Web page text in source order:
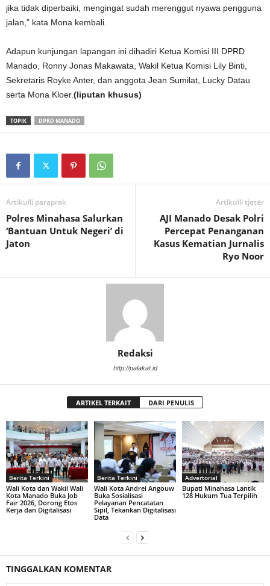
jika tidak diperbaiki, mengingat sudah merenggut nyawa pengguna
jalan,” kata Mona kembali.
Adapun kunjungan lapangan ini dihadiri Ketua Komisi III DPRD
Manado, Ronny Jonas Makawata, Wakil Ketua Komisi Lily Binti,
Sekretaris Royke Anter, dan anggota Jean Sumilat, Lucky Datau
serta Mona Kloer.(liputan khusus)
TOPIK DPRD MANADO
Artikulli paraprak
Polres Minahasa Salurkan
‘Bantuan Untuk Negeri’ di
Jaton
Artikulli tjetër
AJI Manado Desak Polri
Percepat Penanganan
Kasus Kematian Jurnalis
Ryo Noor
Redaksi
http://palakat.id
ARTIKEL TERKAIT DARI PENULIS
Berita Terkini
Wali Kota dan Wakil Wali
Kota Manado Buka Job
Fair 2026, Dorong Etos
Kerja dan Digitalisasi
Berita Terkini
Wali Kota Andrei Angouw
Buka Sosialisasi
Pelayanan Pencatatan
Sipil, Tekankan Digitalisasi
Data
Advertorial
Bupati Minahasa Lantik
128 Hukum Tua Terpilih
TINGGALKAN KOMENTAR